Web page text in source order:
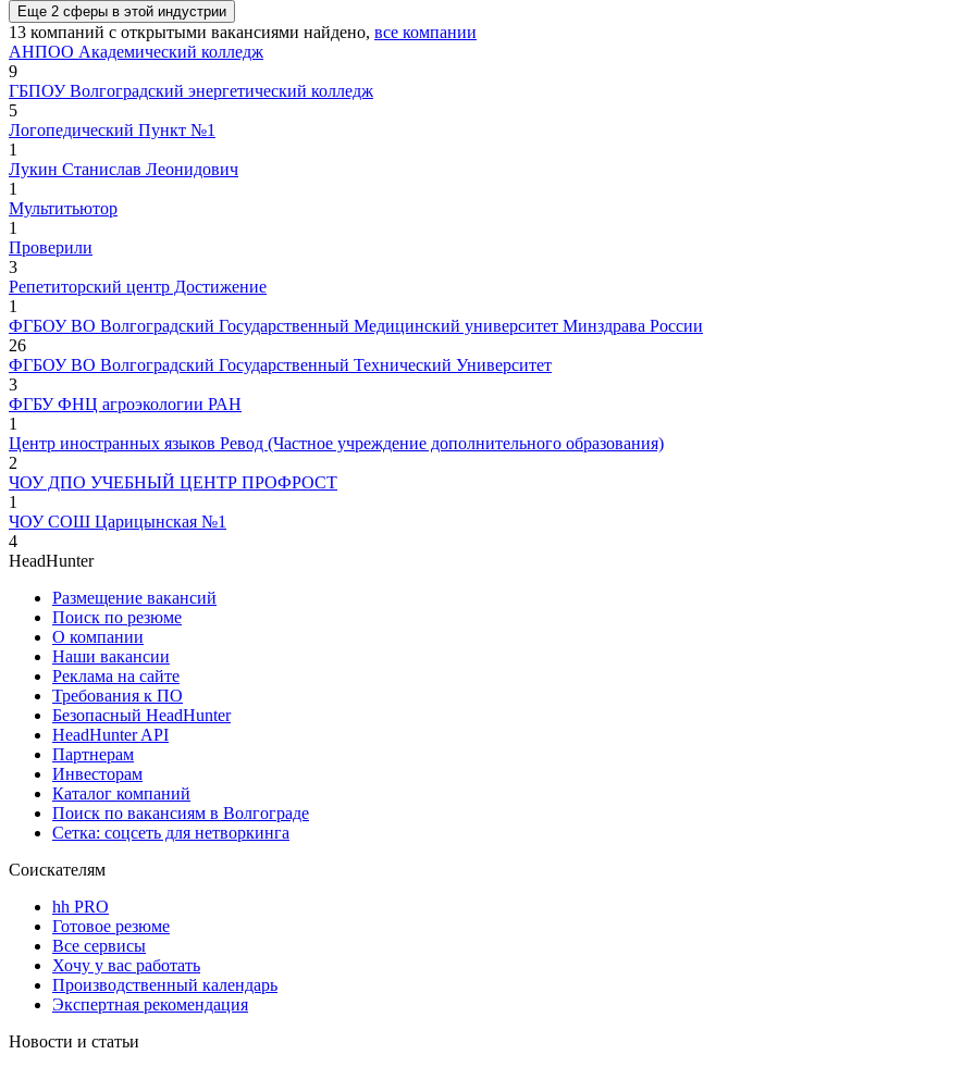
Еще 2 сферы в этой индустрии
13 компаний с открытыми вакансиями найдено, все компании
АНПОО Академический колледж
9
ГБПОУ Волгоградский энергетический колледж
5
Логопедический Пункт №1
1
Лукин Станислав Леонидович
1
Мультитьютор
1
Проверили
3
Репетиторский центр Достижение
1
ФГБОУ ВО Волгоградский Государственный Медицинский университет Минздрава России
26
ФГБОУ ВО Волгоградский Государственный Технический Университет
3
ФГБУ ФНЦ агроэкологии РАН
1
Центр иностранных языков Ревод (Частное учреждение дополнительного образования)
2
ЧОУ ДПО УЧЕБНЫЙ ЦЕНТР ПРОФРОСТ
1
ЧОУ СОШ Царицынская №1
4
HeadHunter
Размещение вакансий
Поиск по резюме
О компании
Наши вакансии
Реклама на сайте
Требования к ПО
Безопасный HeadHunter
HeadHunter API
Партнерам
Инвесторам
Каталог компаний
Поиск по вакансиям в Волгограде
Сетка: соцсеть для нетворкинга
Соискателям
hh PRO
Готовое резюме
Все сервисы
Хочу у вас работать
Производственный календарь
Экспертная рекомендация
Новости и статьи